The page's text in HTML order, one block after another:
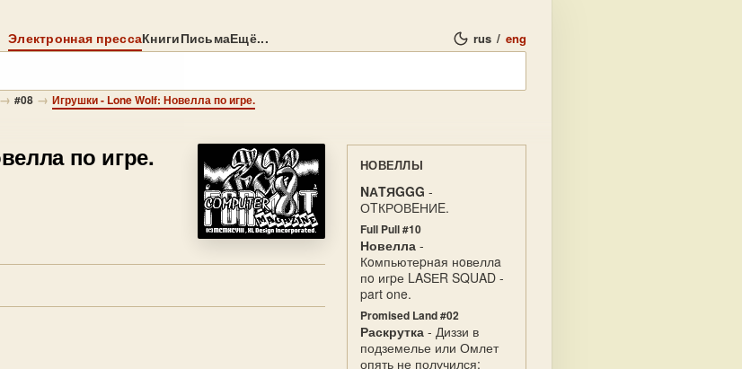
Электронная прессаКнигиПисьмаЕщё... rus / eng
→ #08 → Игрушки - Lone Wolf: Новелла по игре.
по игре. НОВЕЛЛЫ
NАTЯGGG -
ОTКРОВEНИE.
Full Pull #10
Новелла -
Кoмпьютеpнaя нoвеллa
пo игpе LASЕR SQUAD -
part one.
Promised Land #02
Раскрутка - Диззи в
подземелье или Омлет
опять не получился: